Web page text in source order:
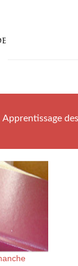
Apprentissage